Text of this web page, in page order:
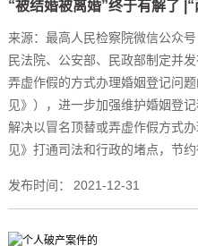
“被结婚被离婚”终于有解了
来源：最高人民检察院微信公众
民法院、公安部、民政部制定并
弄虚作假的方式办理婚姻登记问
见》），进一步加强维护婚姻登
解决以冒名顶替或弄虚作假方式
见》打通司法和行政的堵点，节约
发布时间： 2021-12-31